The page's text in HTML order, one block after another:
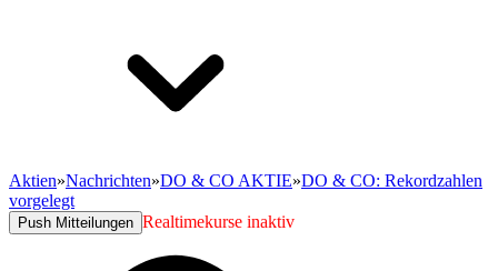
Aktien»Nachrichten»DO & CO AKTIE»DO & CO: Rekordzahlen
vorgelegt
Push Mitteilungen Realtimekurse inaktiv